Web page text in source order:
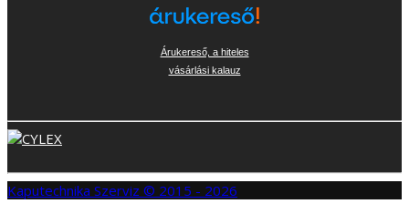
Árukereső, a hiteles
vásárlási kalauz
Kaputechnika Szerviz © 2015 - 2026